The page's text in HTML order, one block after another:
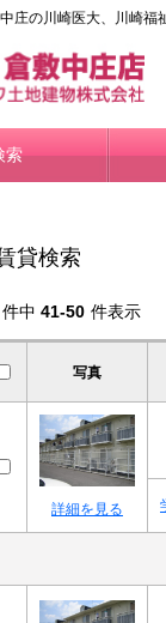
庄の川崎医大、川崎
索
貸検索
件中 41-50 件表示
写真
詳細を見る